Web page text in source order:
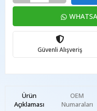
Güvenli Alışveriş
Ürün
Açıklaması
OEM
Numaraları